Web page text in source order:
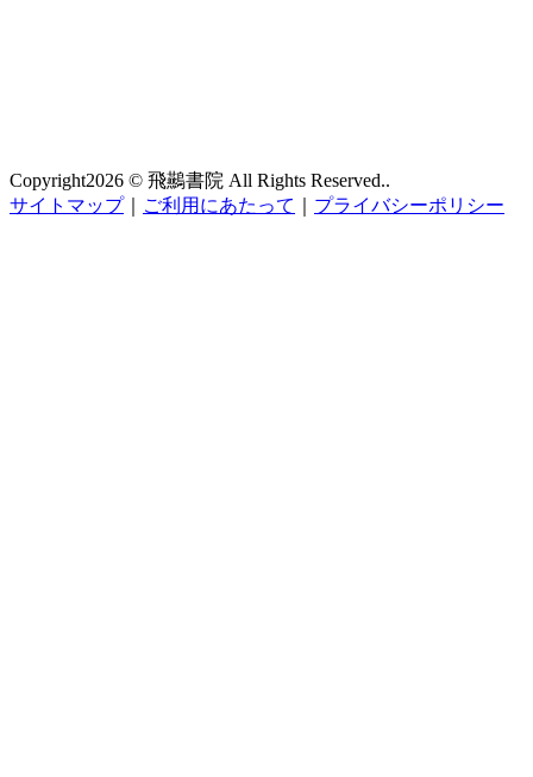
Copyright2026 © 飛䴏書院 All Rights Reserved..
サイトマップ｜ ご利用にあたって プライバシーポリシー